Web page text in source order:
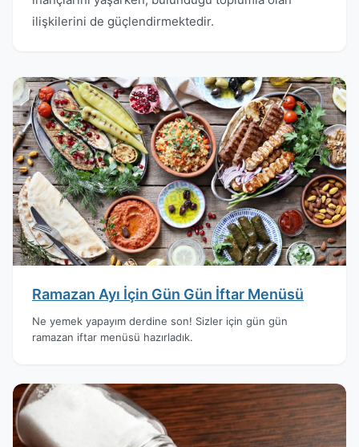
ilişkilerini de güçlendirmektedir.
Ramazan Ayı İçin Gün Gün İftar Menüsü
Ne yemek yapayım derdine son! Sizler için gün gün
ramazan iftar menüsü hazırladık.